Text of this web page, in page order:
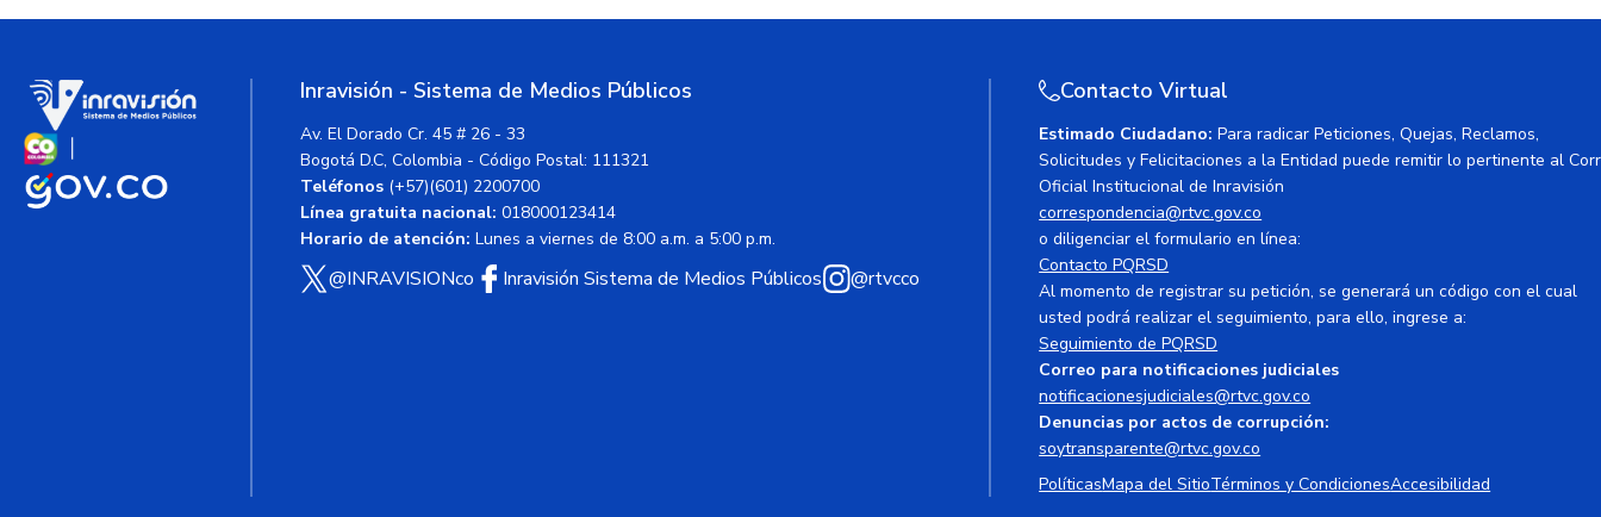
Inravisión - Sistema de Medios Públicos
Av. El Dorado Cr. 45 # 26 - 33
Bogotá D.C, Colombia - Código Postal: 111321
Teléfonos (+57)(601) 2200700
Línea gratuita nacional: 018000123414
Horario de atención: Lunes a viernes de 8:00 a.m. a 5:00 p.m.
@INRAVISIONco Inravisión Sistema de Medios Públicos @rtvcco
Contacto Virtual
Estimado Ciudadano: Para radicar Peticiones, Quejas, Reclamos,
Solicitudes y Felicitaciones a la Entidad puede remitir lo pertinente al
Oficial Institucional de Inravisión
correspondencia@rtvc.gov.co
o diligenciar el formulario en línea:
Contacto PQRSD
Al momento de registrar su petición, se generará un código con el cual
usted podrá realizar el seguimiento, para ello, ingrese a:
Seguimiento de PQRSD
Correo para notificaciones judiciales
notificacionesjudiciales@rtvc.gov.co
Denuncias por actos de corrupción:
soytransparente@rtvc.gov.co
PolíticasMapa del SitioTérminos y CondicionesAccesibilidad